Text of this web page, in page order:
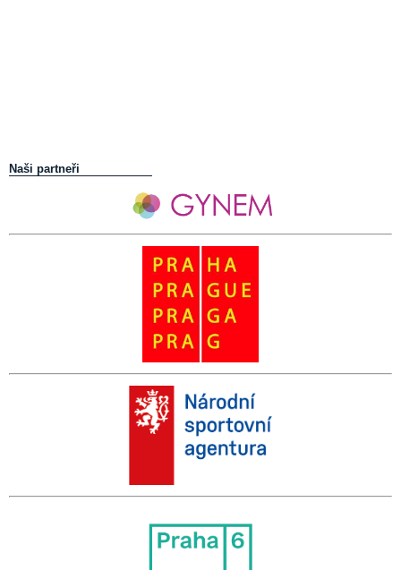
Naši partneři